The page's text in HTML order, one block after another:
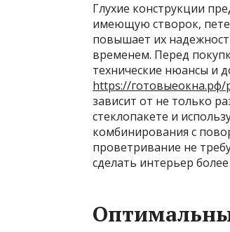
Глухие конструкции
имеющую створок,
повышает их
временем. Перед
технические нюансы и
https://
зависит от не только
стеклопакете и
комбинирования с
проветривание не
сделать интерьер